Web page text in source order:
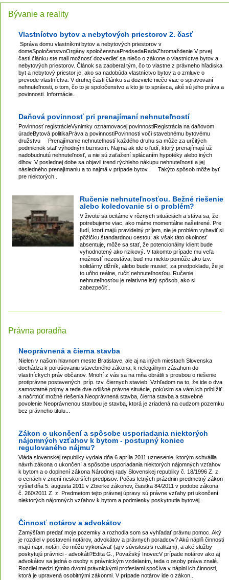
Bývanie a reality
Vlastníctvo bytov a nebytových priestorov 2. časť
Správa domu vlastníkmi bytov a nebytových priestorov v
domeSpoločenstvoOrgány spoločenstvaPredsedaRadaZhromaždenie V prvej
časti článku ste mali možnosť dozvedieť sa niečo o zákone o vlastníctve bytov a
nebytových priestorov. Článok sa zaoberal tým, čo to vlastne z právneho hľadiska
byt a nebytový priestor je, ako sa nadobúda vlastníctvo bytov a o zmluve o
prevode vlastníctva. V druhej časti článku sa dozviete niečo viac o spravovaní
nehnuteľnosti, o tom, čo to je spoločenstvo a kto je to správca, aké sú jeho práva a
povinnosti. Informácie..
Daňová povinnosť pri prenajímaní nehnuteľností
Povinnosť registrácieVýnimky oznamovacej povinnostiRegistrácia na daňovom
úradeBytová politikaPráva a povinnostiPovinnosti voči stavebnému bytovému
družstvu Prenajímanie nehnuteľností každého druhu sa môže za určitých
podmienok stať výhodným biznisom. Najmä ak ide o ľudí, ktorý prenajímajú už
nadobudnutú nehnuteľnosť, a nie sú zaťažení splácaním hypotéky alebo iných
dlhov. V poslednej dobe sa objavil trend rýchleho nákupu nehnuteľnosti a jej
následného prenajímaniu a to najmä v prípade bytov. Takýto spôsob môže byť
pre niektorých..
Ručenie nehnuteľnosťou. Bežné riešenie
alebo koledovanie si o problém?
V živote sa ocitáme v rôznych situáciách a stáva sa, že
potrebujeme viac, ako máme momentálne našetrené. Pre
ľudí, ktorí majú pravidelný príjem, nie je problém vybaviť si
pôžičku štandardnou cestou; ak však táto okolnosť
absentuje, môže sa stať, že potencionálny klient bude
vyhodnotený ako rizikový. V takomto prípade mu veľa
možností nezostáva; buď mu niekto pomôže ako tzv.
solidárny dlžník, alebo bude musieť, za predpokladu, že je
to uňho reálne, ručiť nehnuteľnosťou. Ručenie
nehnuteľnosťou je relatívne istý spôsob, ako si
zabezpečiť..
Právna poradňa
Neoprávnená a čierna stavba
Nielen v našom hlavnom meste Bratislave, ale aj na iných miestach Slovenska
dochádza k porušovaniu stavebného zákona, k nelegálnym zásahom do
vlastníckych práv občanov. Mnohí z vás sa na mňa obrátili s prosbou o riešenie
protiprávne postavených, príp. tzv. čiernych stavieb. Vzhľadom na to, že ide o dva
samostatné pojmy a teda dve odlišné právne situácie, pokúsim sa vám ich priblížiť
a načrtnúť možné riešenia.Neoprávnená stavba, čierna stavba a stavebné
povolenie Neoprávnenou stavbou je stavba, ktorá je zriadená na cudzom pozemku
bez právneho titulu...
Zákon o ukončení a spôsobe usporiadania niektorých
nájomných vzťahov k bytom - postupný koniec
regulovaného nájmu?
Vláda slovenskej republiky vydala dňa 6.apríla 2011 uznesenie, ktorým schválila
návrh zákona o ukončení a spôsobe usporiadania niektorých nájomných vzťahov
k bytom a o doplnení zákona Národnej rady Slovenskej republiky č. 18/1996 Z. z.
o cenách v znení neskorších predpisov. Počas letných prázdnin predmetný zákon
vyšiel dňa 5. augusta 2011 v Zbierke zákonov, čiastka 84/2011 v podobe zákona
č. 260/2011 Z. z. Predmetom tejto právnej úpravy sú právne vzťahy pri ukončení
niektorých nájomných vzťahov k bytom a podmienky poskytnutia bytovej..
Činnosť notárov a advokátov
Zamýšľam predať moje pozemky a rozhodla som sa vyhľadať právnu pomoc. Aký
je rozdiel v postavení notárov, advokátov a právnych poradcov? Akú náplň činnosti
majú napr. notári, čo môžu vykonávať (aj v súvislosti s realitami), a aké služby
poskytujú právnici - advokáti?Edita G., Považský InovecV prípade notárov ako aj
advokátov sa jedná o osoby s právnickým vzdelaním, teda o osoby práva znalé.
Rozdiel medzi týmito dvomi právnickými profesiami spočíva v náplni ich činnosti,
ktorá je upravená osobitnými zákonmi. V prípade notárov ide o zákon..